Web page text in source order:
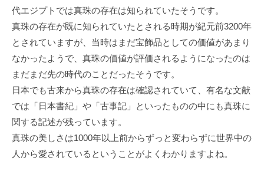
代エジプトでは真珠の存在は知られていたそうです。
真珠の存在が既に知られていたとされる時期が紀元前3200年
とされていますが、当時はまだ宝飾品としての価値があまり
なかったようで、真珠の価値が評価されるようになったのは
まだまだ先の時代のことだったそうです。
日本でも古来から真珠の存在は確認されていて、有名な文献
では「日本書紀」や「古事記」といったものの中にも真珠に
関する記述が残っています。
真珠の美しさは1000年以上前からずっと変わらずに世界中の
人から愛されているということがよくわかりますよね。